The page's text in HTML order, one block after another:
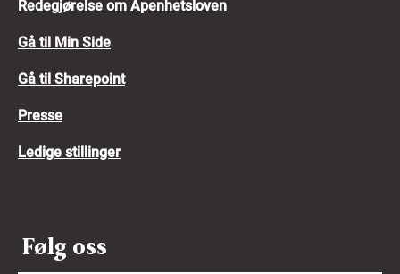
Redegjørelse om Åpenhetsloven
Gå til Min Side
Gå til Sharepoint
Presse
Ledige stillinger
Følg oss